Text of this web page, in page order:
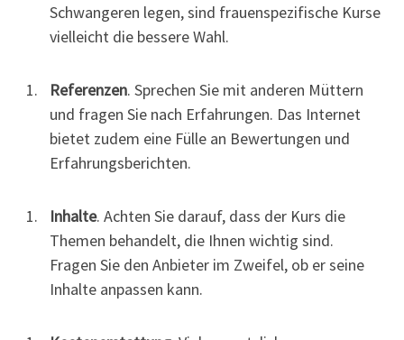
Schwangeren legen, sind frauenspezifische Kurse
vielleicht die bessere Wahl.
Referenzen. Sprechen Sie mit anderen Müttern
und fragen Sie nach Erfahrungen. Das Internet
bietet zudem eine Fülle an Bewertungen und
Erfahrungsberichten.
Inhalte. Achten Sie darauf, dass der Kurs die
Themen behandelt, die Ihnen wichtig sind.
Fragen Sie den Anbieter im Zweifel, ob er seine
Inhalte anpassen kann.